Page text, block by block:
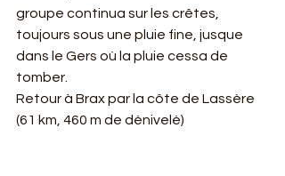
groupe continua sur les crêtes,
toujours sous une pluie fine, jusque
dans le Gers où la pluie cessa de
tomber.
Retour à Brax par la côte de Lassère
(61 km, 460 m de dénivelé)